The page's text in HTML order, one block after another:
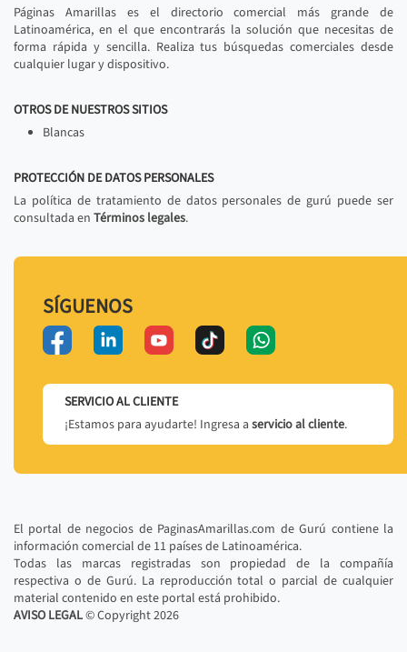
Páginas Amarillas es el directorio comercial más grande de
Latinoamérica, en el que encontrarás la solución que necesitas de
forma rápida y sencilla. Realiza tus búsquedas comerciales desde
cualquier lugar y dispositivo.
OTROS DE NUESTROS SITIOS
Blancas
PROTECCIÓN DE DATOS PERSONALES
La política de tratamiento de datos personales de gurú puede ser
consultada en Términos legales.
SÍGUENOS
SERVICIO AL CLIENTE
¡Estamos para ayudarte! Ingresa a servicio al cliente.
El portal de negocios de PaginasAmarillas.com de Gurú contiene la
información comercial de 11 países de Latinoamérica.
Todas las marcas registradas son propiedad de la compañía
respectiva o de Gurú. La reproducción total o parcial de cualquier
material contenido en este portal está prohibido.
AVISO LEGAL© Copyright2026